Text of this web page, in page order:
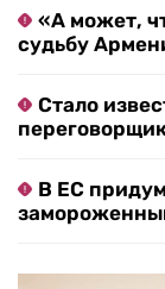
«А может,
судьбу
Стало
В ЕС